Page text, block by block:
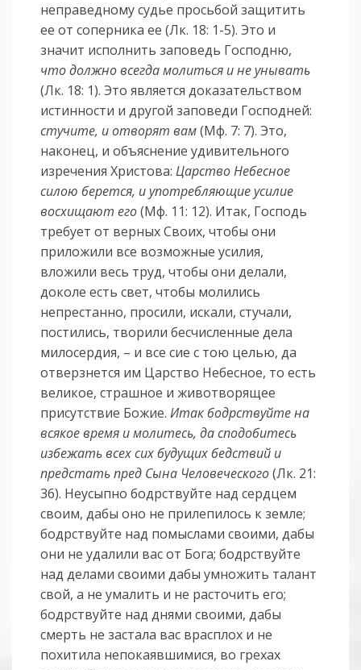
неправедному судье просьбой защитить
ее от соперника ее (Лк. 18: 1-5). Это и
значит исполнить заповедь Господню,
что должно всегда молиться и не унывать
(Лк. 18: 1). Это является доказательством
истинности и другой заповеди Господней:
стучите, и отворят вам(Мф. 7: 7). Это,
наконец, и объяснение удивительного
изречения Христова:Царство Небесное
силою берется, и употребляющие усилие
восхищают его(Мф. 11: 12). Итак, Господь
требует от верных Своих, чтобы они
приложили все возможные усилия,
вложили весь труд, чтобы они делали,
доколе есть свет, чтобы молились
непрестанно, просили, искали, стучали,
постились, творили бесчисленные дела
милосердия, – и все сие с тою целью, да
отверзнется им Царство Небесное, то есть
великое, страшное и животворящее
присутствие Божие.Итак бодрствуйте на
всякое время и молитесь, да сподобитесь
избежать всех сих будущих бедствий и
предстать пред Сына Человеческого(Лк. 21:
36). Неусыпно бодрствуйте над сердцем
своим, дабы оно не прилепилось к земле;
бодрствуйте над помыслами своими, дабы
они не удалили вас от Бога; бодрствуйте
над делами своими дабы умножить талант
свой, а не умалить и не расточить его;
бодрствуйте над днями своими, дабы
смерть не застала вас врасплох и не
похитила непокаявшимися, во грехах